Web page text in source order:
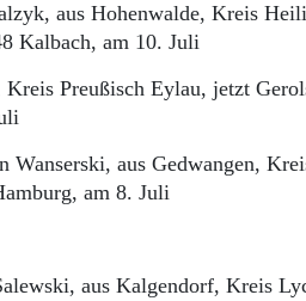
aus Hohenwalde, Kreis
Kalbach, am 10. Juli
Preußisch Eylau, jetzt
Wanserski, aus Gedwangen,
am 8. Juli
aus Kalgendorf, Kreis